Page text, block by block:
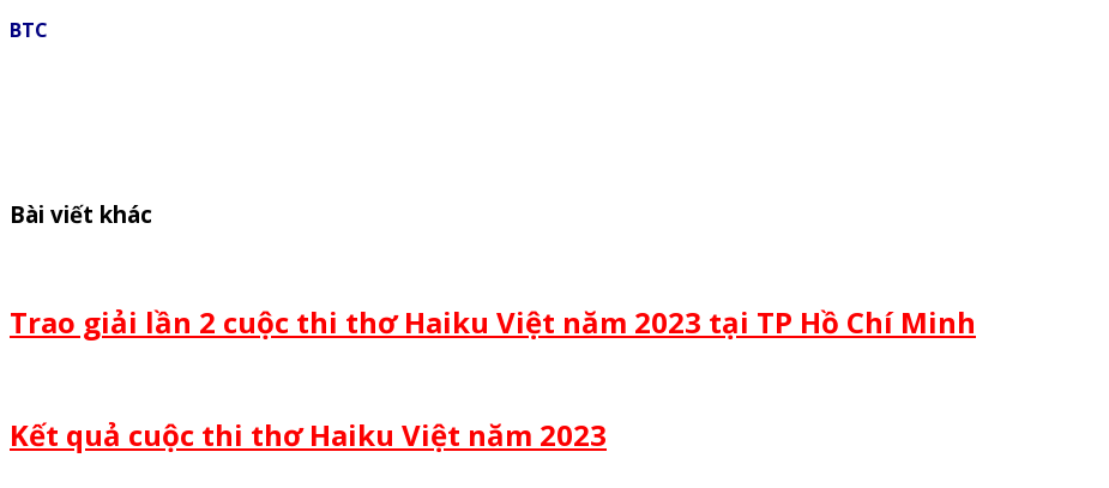
BTC
Bài viết khác
Trao giải lần 2 cuộc thi thơ Haiku Việt năm 2023 tại TP Hồ Chí Minh
Kết quả cuộc thi thơ Haiku Việt năm 2023